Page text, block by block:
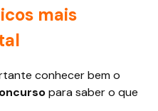
mais
conhecer bem o
para saber o que